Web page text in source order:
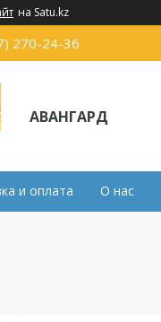
на Satu.kz
270-24-36
АВАНГАРД
и оплата О нас